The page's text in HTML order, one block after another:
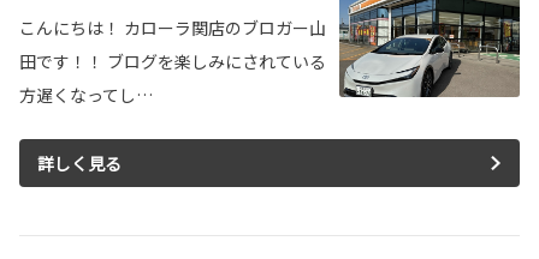
こんにちは！ カローラ関店のブロガー山
田です！！ ブログを楽しみにされている
方遅くなってし…
詳しく見る